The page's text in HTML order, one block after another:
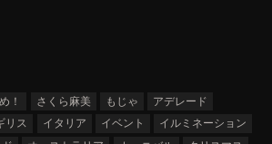
！ さくら麻美 もじゃ
アデレード
リス イタリア イベント
イルミネーション